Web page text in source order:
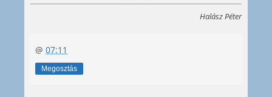
Halász Péter
@ 07:11
Megosztás